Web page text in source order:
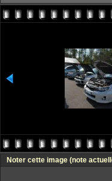
Noter cette image (note